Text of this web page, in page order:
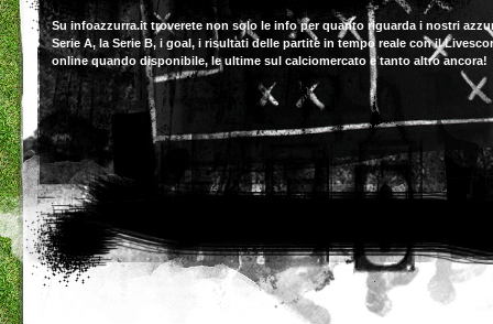
Su infoazzurra.it troverete non solo le info per quanto riguarda i nostri
Serie A, la Serie B, i goal, i risultati delle partite in tempo reale con il
online quando disponibile, le ultime sul calciomercato e tanto altro ancora!